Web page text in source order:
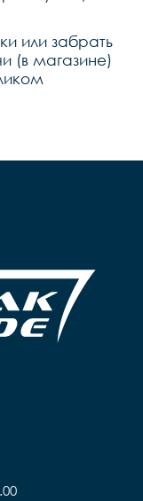
или забрать
(в магазине)